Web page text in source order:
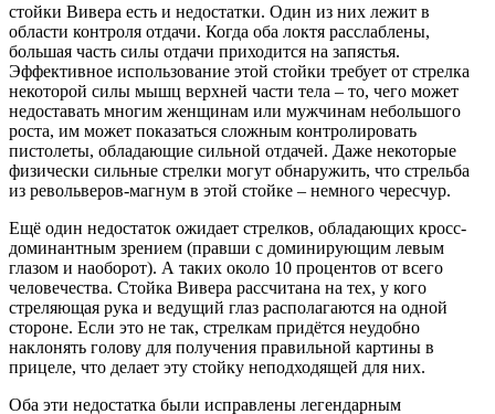
стойки Вивера есть и недостатки. Один из них лежит в
области контроля отдачи. Когда оба локтя расслаблены,
большая часть силы отдачи приходится на запястья.
Эффективное использование этой стойки требует от стрелка
некоторой силы мышц верхней части тела – то, чего может
недоставать многим женщинам или мужчинам небольшого
роста, им может показаться сложным контролировать
пистолеты, обладающие сильной отдачей. Даже некоторые
физически сильные стрелки могут обнаружить, что стрельба
из револьверов-магнум в этой стойке – немного чересчур.
Ещё один недостаток ожидает стрелков, обладающих кросс-
доминантным зрением (правши с доминирующим левым
глазом и наоборот). А таких около 10 процентов от всего
человечества. Стойка Вивера рассчитана на тех, у кого
стреляющая рука и ведущий глаз располагаются на одной
стороне. Если это не так, стрелкам придётся неудобно
наклонять голову для получения правильной картины в
прицеле, что делает эту стойку неподходящей для них.
Оба эти недостатка были исправлены легендарным